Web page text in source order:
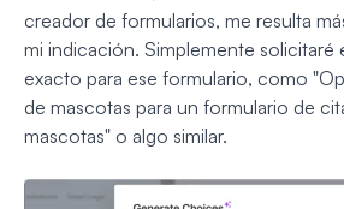
creador de formularios, me resulta
mi indicación. Simplemente solicitaré
exacto para ese formulario, como
de mascotas para un formulario de
mascotas" o algo similar.